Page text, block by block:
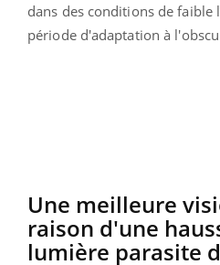
dans des conditions de faible
période d'adaptation à
Une meilleure
raison d'une
lumière parasite